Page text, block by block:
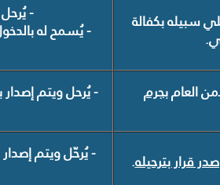
سبيله بكفالة -
- يُسمح له
بجرم - يُرحل ويتم
قرار بترحيله. - يُرحّل ويتم